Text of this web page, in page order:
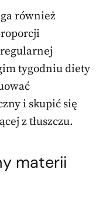
również
tygodniu diety
i skupić się
z tłuszczu.
materii